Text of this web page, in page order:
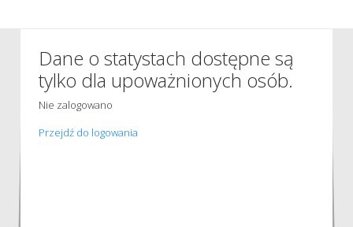
Dane o statystach dostępne są
tylko dla upoważnionych osób.
Nie zalogowano
Przejdź do logowania